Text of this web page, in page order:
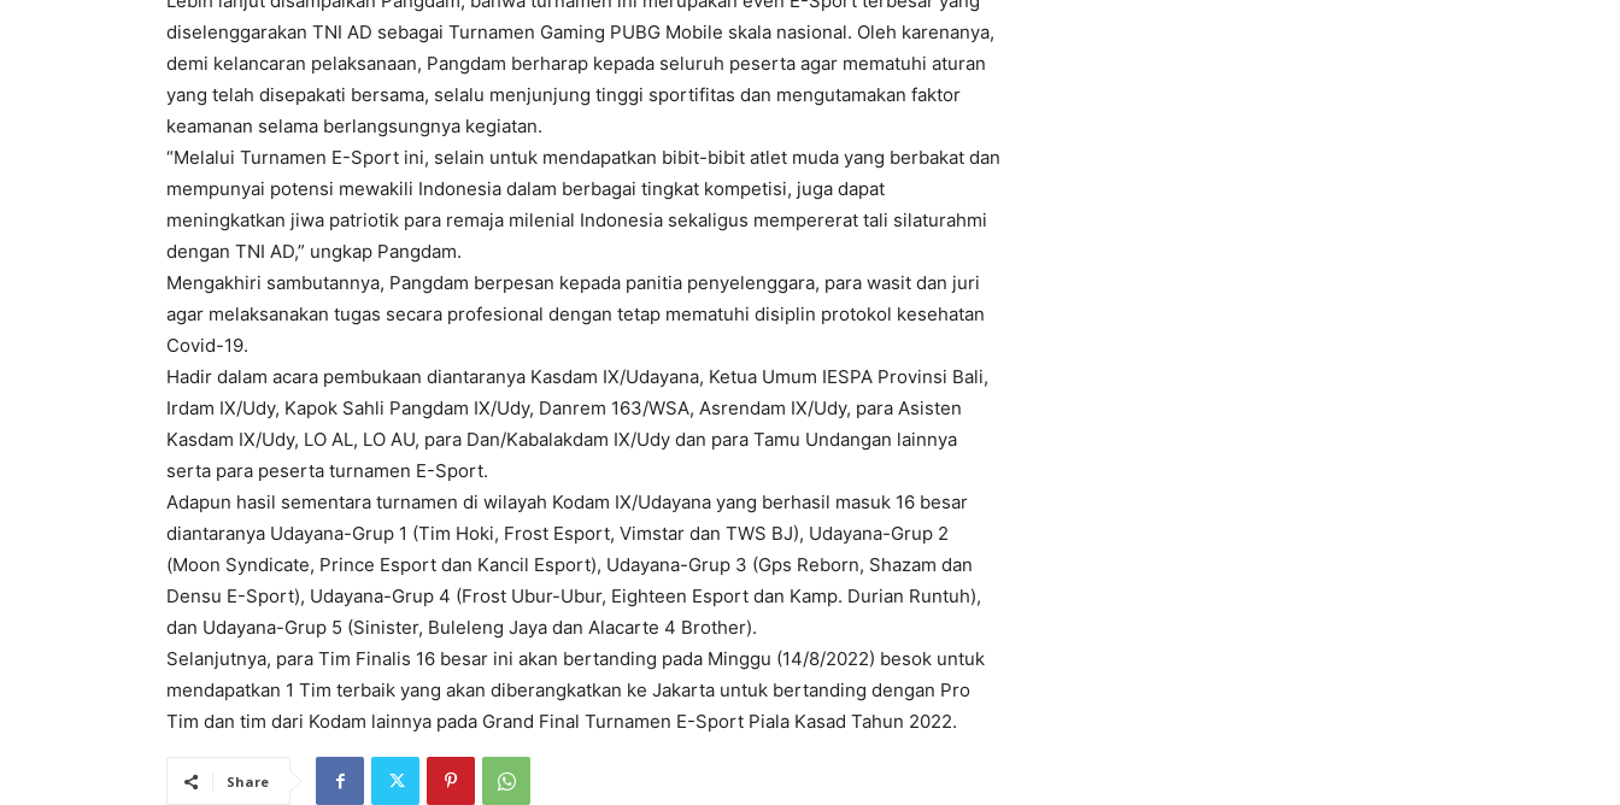
diselenggarakan TNI AD sebagai Turnamen Gaming PUBG Mobile skala nasional. Oleh karenanya,
demi kelancaran pelaksanaan, Pangdam berharap kepada seluruh peserta agar mematuhi aturan
yang telah disepakati bersama, selalu menjunjung tinggi sportifitas dan mengutamakan faktor
keamanan selama berlangsungnya kegiatan.
“Melalui Turnamen E-Sport ini, selain untuk mendapatkan bibit-bibit atlet muda yang berbakat dan
mempunyai potensi mewakili Indonesia dalam berbagai tingkat kompetisi, juga dapat
meningkatkan jiwa patriotik para remaja milenial Indonesia sekaligus mempererat tali silaturahmi
dengan TNI AD,” ungkap Pangdam.
Mengakhiri sambutannya, Pangdam berpesan kepada panitia penyelenggara, para wasit dan juri
agar melaksanakan tugas secara profesional dengan tetap mematuhi disiplin protokol kesehatan
Covid-19.
Hadir dalam acara pembukaan diantaranya Kasdam IX/Udayana, Ketua Umum IESPA Provinsi Bali,
Irdam IX/Udy, Kapok Sahli Pangdam IX/Udy, Danrem 163/WSA, Asrendam IX/Udy, para Asisten
Kasdam IX/Udy, LO AL, LO AU, para Dan/Kabalakdam IX/Udy dan para Tamu Undangan lainnya
serta para peserta turnamen E-Sport.
Adapun hasil sementara turnamen di wilayah Kodam IX/Udayana yang berhasil masuk 16 besar
diantaranya Udayana-Grup 1 (Tim Hoki, Frost Esport, Vimstar dan TWS BJ), Udayana-Grup 2
(Moon Syndicate, Prince Esport dan Kancil Esport), Udayana-Grup 3 (Gps Reborn, Shazam dan
Densu E-Sport), Udayana-Grup 4 (Frost Ubur-Ubur, Eighteen Esport dan Kamp. Durian Runtuh),
dan Udayana-Grup 5 (Sinister, Buleleng Jaya dan Alacarte 4 Brother).
Selanjutnya, para Tim Finalis 16 besar ini akan bertanding pada Minggu (14/8/2022) besok untuk
mendapatkan 1 Tim terbaik yang akan diberangkatkan ke Jakarta untuk bertanding dengan Pro
Tim dan tim dari Kodam lainnya pada Grand Final Turnamen E-Sport Piala Kasad Tahun 2022.
Share